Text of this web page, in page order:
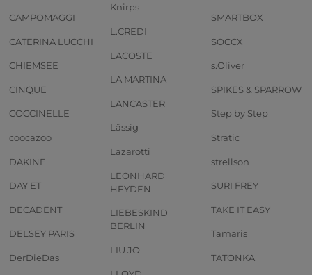
CAMPOMAGGI
CATERINA LUCCHI
CHIEMSEE
CINQUE
COCCINELLE
coocazoo
DAKINE
DAY ET
DECADENT
DELSEY PARIS
DerDieDas
Knirps
L.CREDI
LACOSTE
LA MARTINA
LANCASTER
Lässig
Lazarotti
LEONHARD
HEYDEN
LIEBESKIND
BERLIN
LIU JO
SMARTBOX
SOCCX
s.Oliver
SPIKES & SPARROW
Step by Step
Stratic
strellson
SURI FREY
TAKE IT EASY
Tamaris
TATONKA